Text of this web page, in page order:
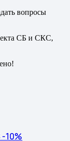
вопросы
СБ и СКС,
10%